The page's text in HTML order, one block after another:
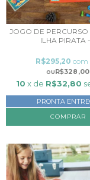
JOGO DE PERCURSO
ILHA PIRATA
R$328,00
R$295,20 com
10 x de R$32,80
PRONTA